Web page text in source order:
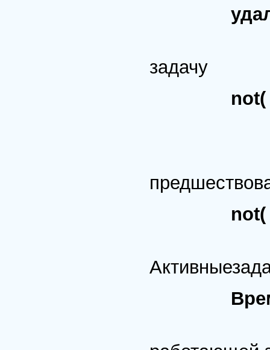
удалить(
задачу